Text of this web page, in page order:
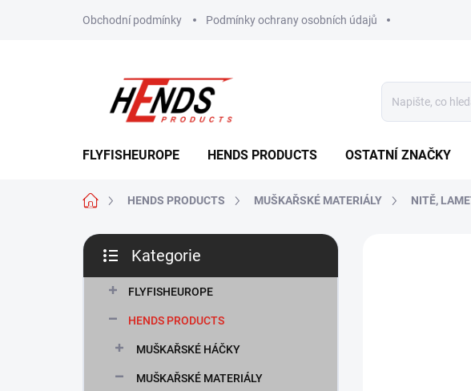
Obchodní podmínky Podmínky ochrany osobních údajů
FLYFISHEUROPE HENDS PRODUCTS OSTATNÍ ZNAČKY
Domů HENDS PRODUCTS MUŠKAŘSKÉ MATERIÁLY NITĚ,
P
s
kategorie
Kategorie
FLYFISHEUROPE
HENDS PRODUCTS
MUŠKAŘSKÉ HÁČKY
MUŠKAŘSKÉ MATERIÁLY